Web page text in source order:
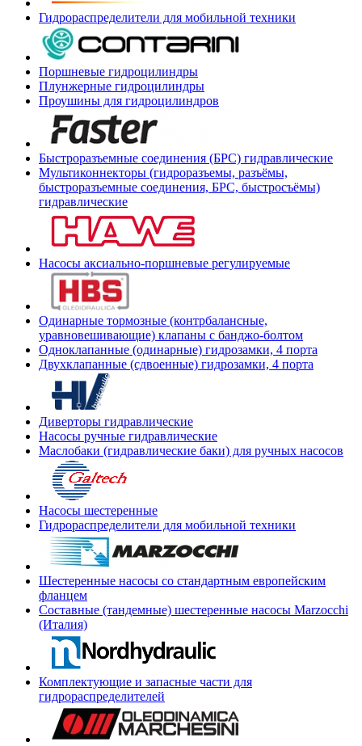
Гидрораспределители для мобильной техники
Поршневые гидроцилиндры
Плунжерные гидроцилиндры
Проушины для гидроцилиндров
Быстроразъемные соединения (БРС) гидравлические
Мультиконнекторы (гидроразъемы, разъёмы,
быстроразъемные соединения, БРС, быстросъёмы)
гидравлические
Насосы аксиально-поршневые регулируемые
Одинарные тормозные (контрбалансные,
уравновешивающие) клапаны с банджо-болтом
Одноклапанные (одинарные) гидрозамки, 4 порта
Двухклапанные (сдвоенные) гидрозамки, 4 порта
Диверторы гидравлические
Насосы ручные гидравлические
Маслобаки (гидравлические баки) для ручных насосов
Насосы шестеренные
Гидрораспределители для мобильной техники
Шестеренные насосы со стандартным европейским
фланцем
Составные (тандемные) шестеренные насосы Marzocchi
(Италия)
Комплектующие и запасные части для
гидрораспределителей